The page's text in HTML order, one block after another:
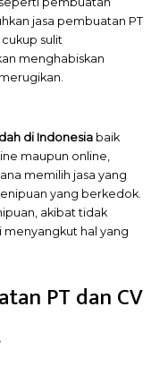
jasa pembuatan PT
sulit
menghabiskan
di Indonesia baik
maupun online,
memilih jasa yang
yang berkedok.
akibat tidak
hal yang
PT dan CV